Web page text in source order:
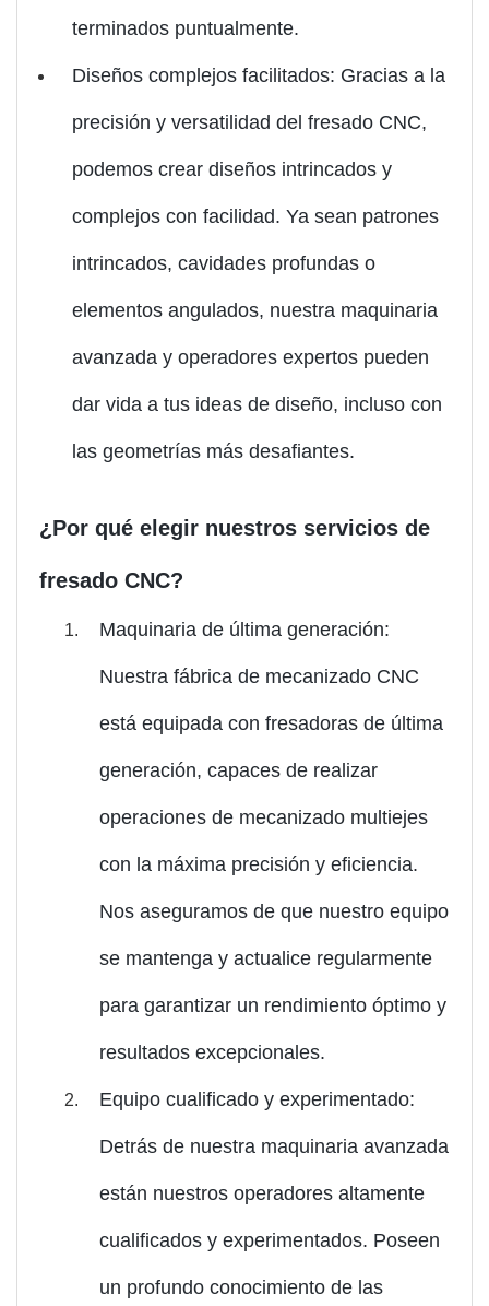
terminados puntualmente.
Diseños complejos facilitados: Gracias a la
precisión y versatilidad del fresado CNC,
podemos crear diseños intrincados y
complejos con facilidad. Ya sean patrones
intrincados, cavidades profundas o
elementos angulados, nuestra maquinaria
avanzada y operadores expertos pueden
dar vida a tus ideas de diseño, incluso con
las geometrías más desafiantes.
¿Por qué elegir nuestros servicios de
fresado CNC?
Maquinaria de última generación:
Nuestra fábrica de mecanizado CNC
está equipada con fresadoras de última
generación, capaces de realizar
operaciones de mecanizado multiejes
con la máxima precisión y eficiencia.
Nos aseguramos de que nuestro equipo
se mantenga y actualice regularmente
para garantizar un rendimiento óptimo y
resultados excepcionales.
Equipo cualificado y experimentado:
Detrás de nuestra maquinaria avanzada
están nuestros operadores altamente
cualificados y experimentados. Poseen
un profundo conocimiento de las